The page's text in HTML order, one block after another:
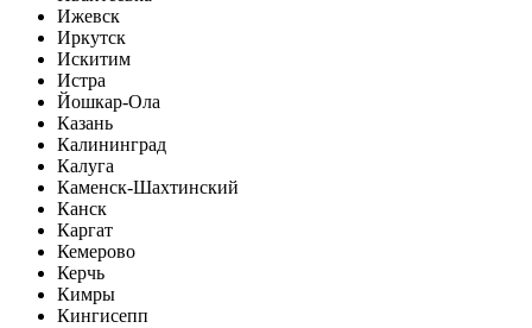
Ижевск
Иркутск
Искитим
Истра
Йошкар-Ола
Казань
Калининград
Калуга
Каменск-Шахтинский
Канск
Каргат
Кемерово
Керчь
Кимры
Кингисепп